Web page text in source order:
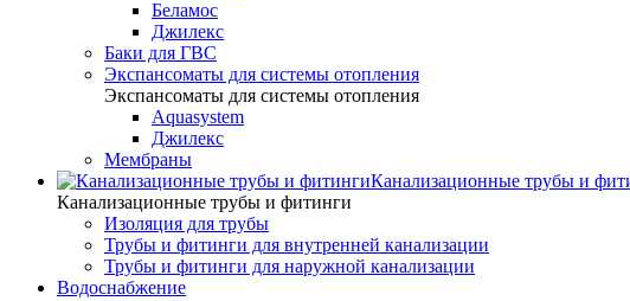
Беламос
Джилекс
Баки для ГВС
Экспансоматы для системы отопления
Экспансоматы для системы отопления
Aquasystem
Джилекс
Мембраны
Канализационные трубы и
Канализационные трубы и фитинги
Изоляция для трубы
Трубы и фитинги для внутренней канализации
Трубы и фитинги для наружной канализации
Водоснабжение